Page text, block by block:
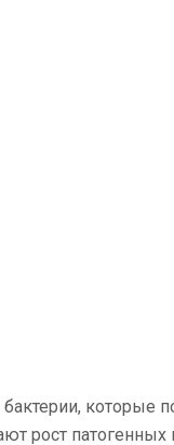
рост патогенных